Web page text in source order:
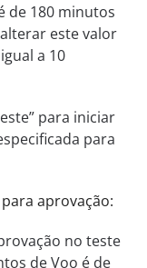
de 180 minutos
este valor
a 10
para iniciar
para
aprovação:
no teste
de Voo é de